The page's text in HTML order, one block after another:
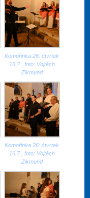
Komořinka 26: čtvrtek
16.7., foto: Vojtěch
Zikmund
Komořinka 26: čtvrtek
16.7., foto: Vojtěch
Zikmund